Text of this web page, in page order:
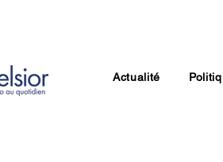
Actualité